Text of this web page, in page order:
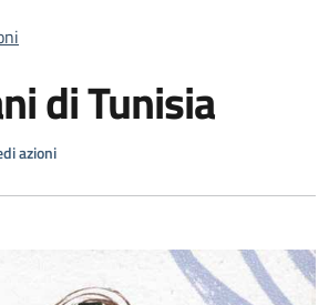
di Tunisia
azioni